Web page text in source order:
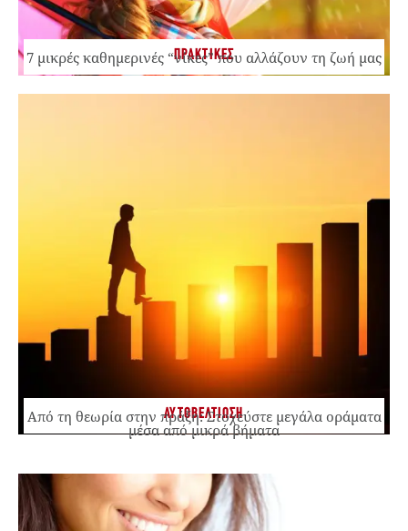
ΠΡΑΚΤΙΚΕΣ
7 μικρές καθημερινές “νίκες” που αλλάζουν τη ζωή μας
ΑΥΤΟΒΕΛΤΙΩΣΗ
Από τη θεωρία στην πράξη: Στοχεύστε μεγάλα οράματα
μέσα από μικρά βήματα